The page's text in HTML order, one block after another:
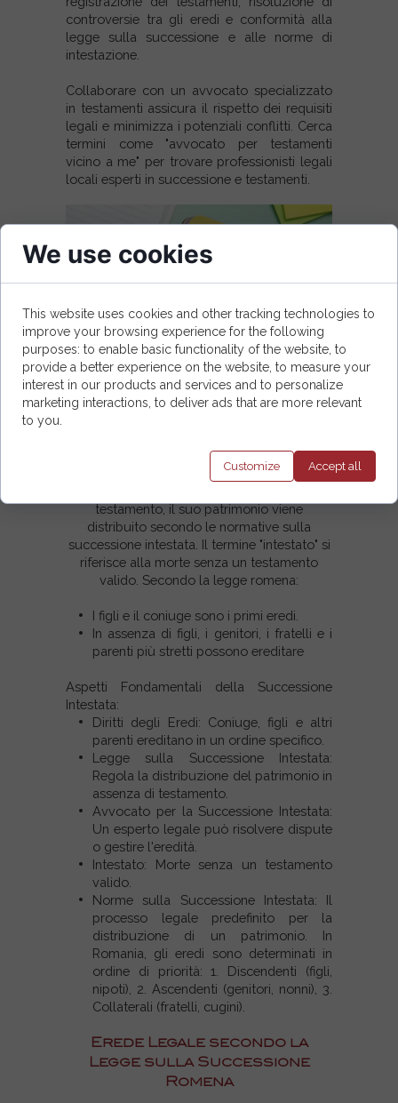
controversie tra gli eredi e conformità alla
legge sulla successione e alle norme di
intestazione.
Collaborare con un avvocato specializzato
in testamenti assicura il rispetto dei requisiti
legali e minimizza i potenziali conflitti. Cerca
termini come "avvocato per testamenti
vicino a me" per trovare professionisti legali
locali esperti in successione e testamenti.
Testamento?
testamento, il suo patrimonio viene
distribuito secondo le normative sulla
successione intestata. Il termine "intestato" si
riferisce alla morte senza un testamento
valido. Secondo la legge romena:
I figli e il coniuge sono i primi eredi.
In assenza di figli, i genitori, i fratelli e i
parenti più stretti possono ereditare
Aspetti Fondamentali della Successione
Intestata:
Diritti degli Eredi: Coniuge, figli e altri
parenti ereditano in un ordine specifico.
Legge sulla Successione Intestata:
Regola la distribuzione del patrimonio in
assenza di testamento.
Avvocato per la Successione Intestata:
Un esperto legale può risolvere dispute
o gestire l'eredità.
Intestato: Morte senza un testamento
valido.
Norme sulla Successione Intestata: Il
processo legale predefinito per la
distribuzione di un patrimonio. In
Romania, gli eredi sono determinati in
ordine di priorità: 1. Discendenti (figli,
nipoti), 2. Ascendenti (genitori, nonni), 3.
Collaterali (fratelli, cugini).
Erede Legale secondo la
Legge sulla Successione
Romena
We use cookies
This website uses cookies and other tracking technologies to
improve your browsing experience for the following
purposes: to enable basic functionality of the website, to
provide a better experience on the website, to measure your
interest in our products and services and to personalize
marketing interactions, to deliver ads that are more relevant
to you.
Customize Accept all